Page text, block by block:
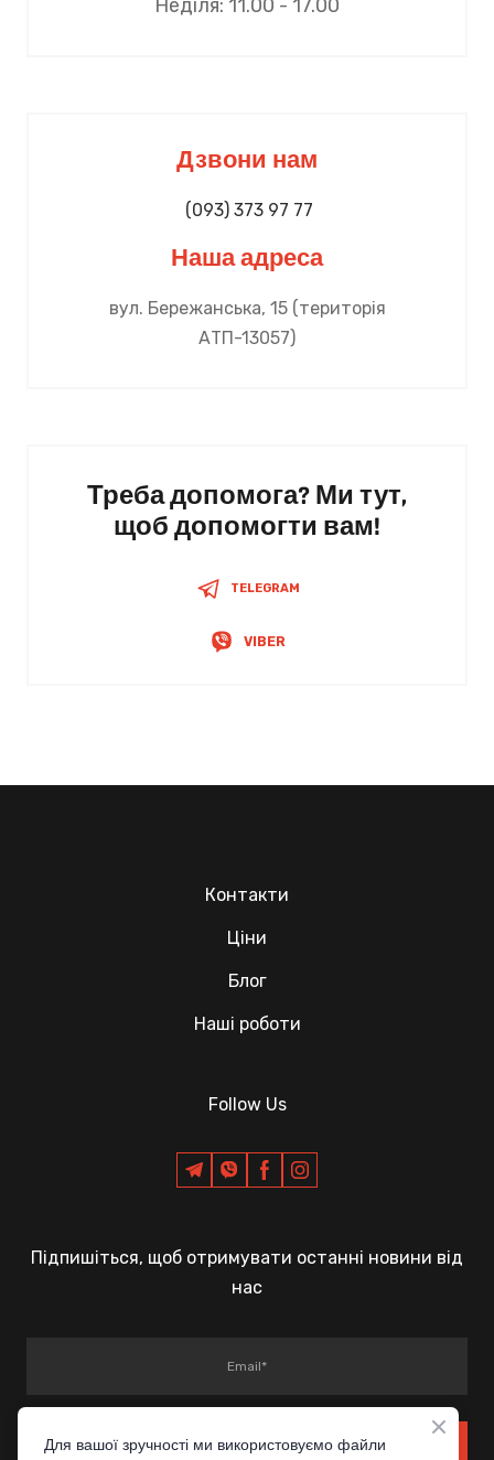
Неділя: 11.00 - 17.00
Дзвони нам
(093) 373 97 77
Наша адреса
вул. Бережанська, 15 (територія
АТП-13057)
Треба допомога? Ми тут,
щоб допомогти вам!
TELEGRAM
VIBER
Контакти
Ціни
Блог
Наші роботи
Follow Us
Підпишіться, щоб отримувати останні новини від
нас
SUBSCRIBE
Для вашої зручності ми використовуємо файли